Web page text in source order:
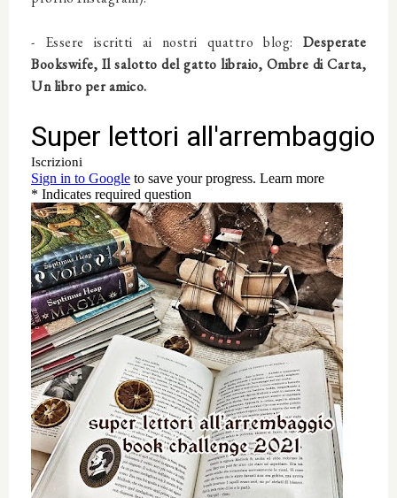
- Essere iscritti ai nostri quattro blog: Desperate
Bookswife, Il salotto del gatto libraio, Ombre di Carta,
Un libro per amico.